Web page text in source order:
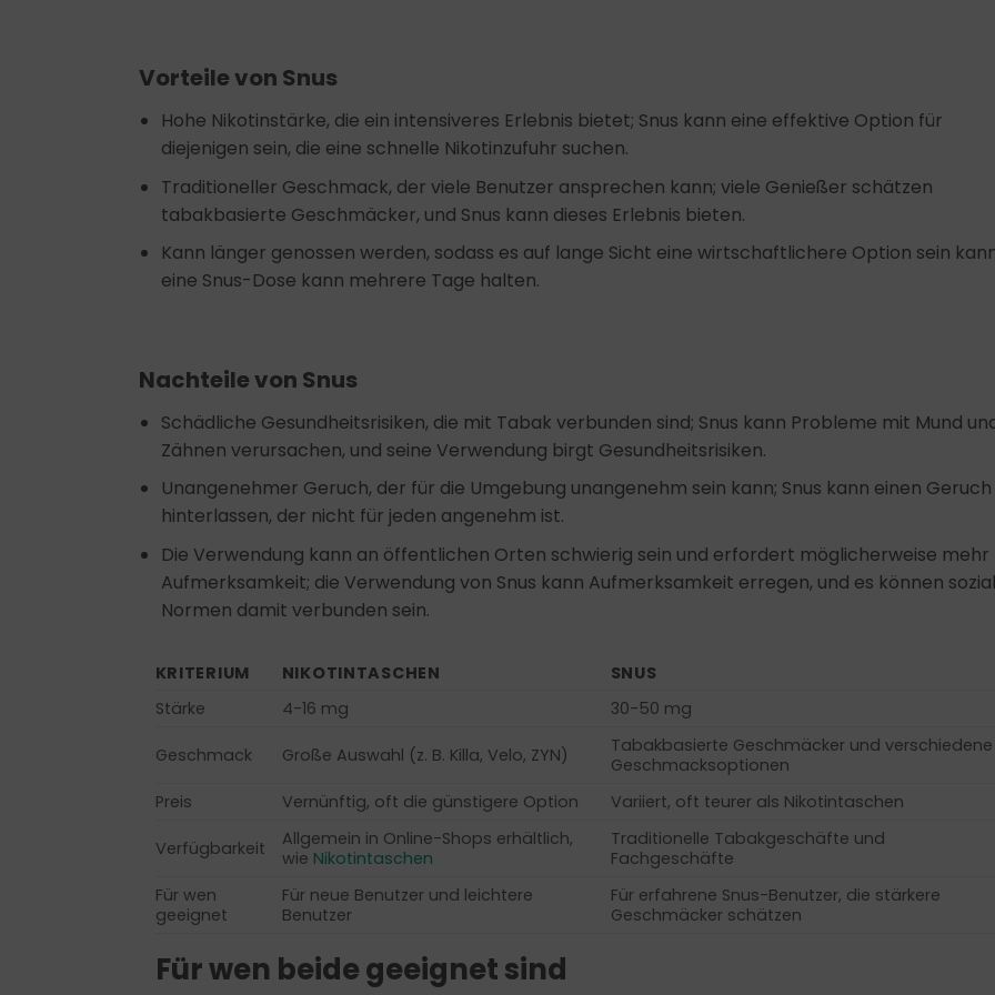
Vorteile von Snus
Hohe Nikotinstärke, die ein intensiveres Erlebnis bietet; Snus kann eine effektive Option für
diejenigen sein, die eine schnelle Nikotinzufuhr suchen.
Traditioneller Geschmack, der viele Benutzer ansprechen kann; viele Genießer schätzen
tabakbasierte Geschmäcker, und Snus kann dieses Erlebnis bieten.
Kann länger genossen werden, sodass es auf lange Sicht eine wirtschaftlichere Option sein
eine Snus-Dose kann mehrere Tage halten.
Nachteile von Snus
Schädliche Gesundheitsrisiken, die mit Tabak verbunden sind; Snus kann Probleme mit Mund
Zähnen verursachen, und seine Verwendung birgt Gesundheitsrisiken.
Unangenehmer Geruch, der für die Umgebung unangenehm sein kann; Snus kann einen Geruch
hinterlassen, der nicht für jeden angenehm ist.
Die Verwendung kann an öffentlichen Orten schwierig sein und erfordert möglicherweise mehr
Aufmerksamkeit; die Verwendung von Snus kann Aufmerksamkeit erregen, und es können
Normen damit verbunden sein.
KRITERIUM NIKOTINTASCHEN
SNUS
Stärke
4-16 mg 30-50 mg
Geschmack Große Auswahl (z. B. Killa, Velo, ZYN)
Tabakbasierte Geschmäcker und verschiedene
Geschmacksoptionen
Preis
Vernünftig, oft die günstigere Option Variiert, oft teurer als Nikotintaschen
Verfügbarkeit
Allgemein in Online-Shops erhältlich,
wie Nikotintaschen
Traditionelle Tabakgeschäfte und
Fachgeschäfte
Für wen
geeignet
Für neue Benutzer und leichtere
Benutzer
Für erfahrene Snus-Benutzer, die stärkere
Geschmäcker schätzen
Für wen beide geeignet sind